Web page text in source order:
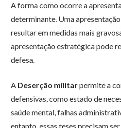
A forma como ocorre a
determinante. Uma
resultar em medidas mais
apresentação estratégica pode
defesa.
A Deserção militarpermite a
defensivas, como estado de
saúde mental, falhas
entanto, essas teses precisam